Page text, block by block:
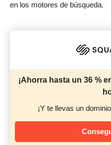
en los motores de búsqueda.
¡Ahorra hasta un 36 %
¡Y te llevas un